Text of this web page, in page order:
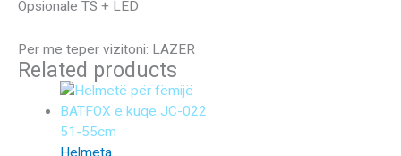
Opsionale TS + LED
Per me teper vizitoni: LAZER
Related products
Helmeta